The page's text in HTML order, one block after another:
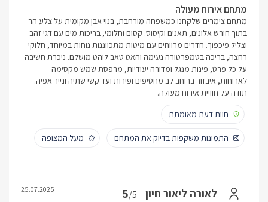
מתחם אירוח מעולה
מתחם צימרים שלקחנו כמשפחה מורחבת, בנוי אבן מקומית על צלע הר
בתוך חורש אלונים, תאנים וקיסוס. קסום וחלומי, בריכות מים עם דגי זהב
וצליל פיכפוך. חדרים מרווחים עם מיטות מתכווננות נוחות במיוחד, חלוקי
רחצה, בריכה בטמפרטורה נעימה והאט טאב לוהט מושלם. ניכרת חשיבה
על כל פרט, פינות מנגל ומדורה יעודיות, מרפסת שמש מקסימה
לארוחות, איבזור ברוחב לב מחטיפים ופירות ועד קשי שתיה ונייר אפיה.
תודה על חוויית אירוח מעולה.
חוות דעת מאומתת
התמונות משקפות בדיוק את המתחם מעל המצופה
לאורה ליאור חיון 5/5
25.07.2025